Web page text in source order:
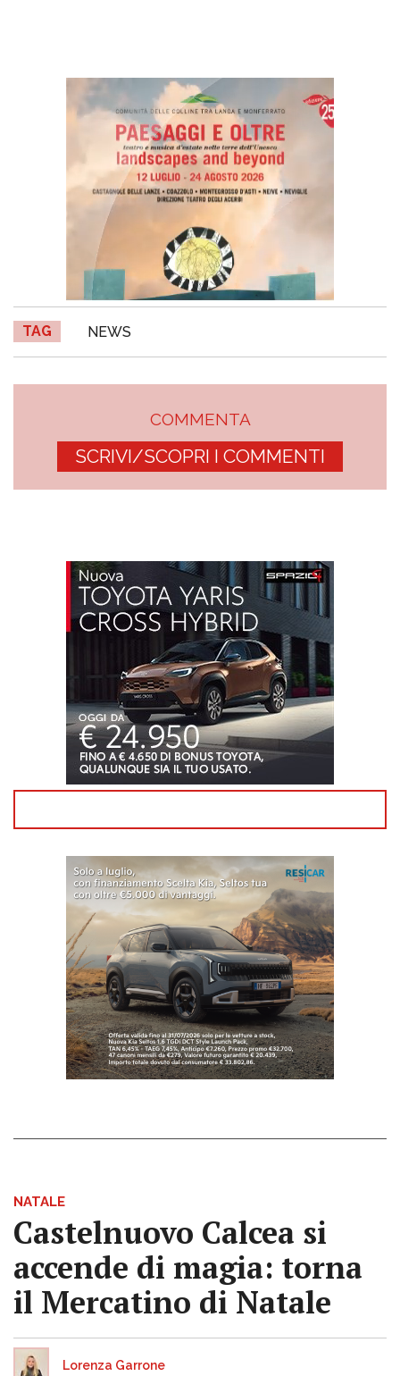
TAG NEWS
COMMENTA
SCRIVI/SCOPRI I COMMENTI
NATALE
Castelnuovo Calcea si
accende di magia: torna
il Mercatino di Natale
Lorenza Garrone